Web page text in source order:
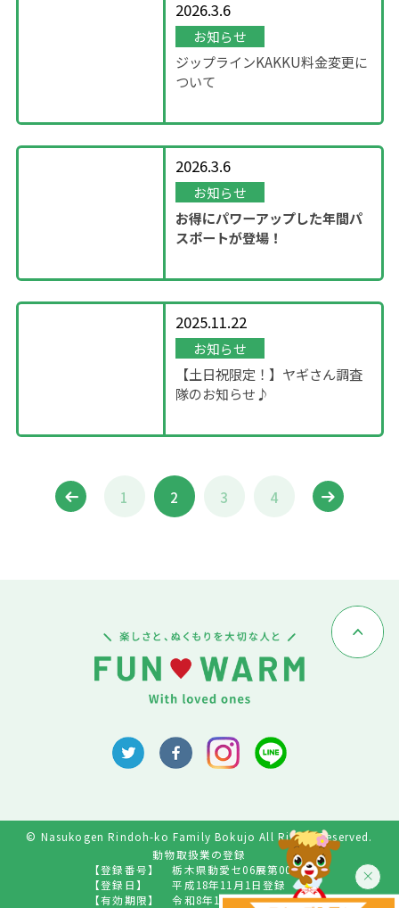
2026.3.6
お知らせ
ジップラインKAKKU料金変更に
ついて
2026.3.6
お知らせ
お得にパワーアップした年間パ
スポートが登場！
2025.11.22
お知らせ
【土日祝限定！】ヤギさん調査
隊のお知らせ♪
1 2 3 4
© Nasukogen Rindoh-ko Family Bokujo All Rights Reserved.
動物取扱業の登録
【登録番号】
栃木県動愛セ06展第009号
【登録日】
平成18年11月1日登録
【有効期限】
令和8年10月31日